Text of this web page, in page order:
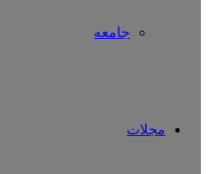
جامعه
مجلات